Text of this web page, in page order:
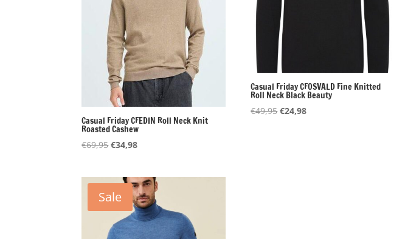
Casual Friday CFEDIN Roll Neck Knit
Roasted Cashew
€69,95Oorspronkelijke
€69,95.
€34,98Huidige
€34,98.
Casual Friday CFOSVALD Fine Knitted
Roll Neck Black Beauty
€49,95Oorspronkelijke
€24,98Huidige
Sale